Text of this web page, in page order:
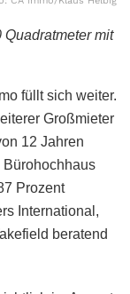
Quadratmeter mit
füllt sich weiter.
Großmieter
12 Jahren
Bürohochhaus
Prozent
International,
beratend